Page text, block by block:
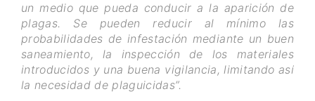
un medio que pueda conducir a la aparición de
plagas. Se pueden reducir al mínimo las
probabilidades de infestación mediante un buen
saneamiento, la inspección de los materiales
introducidos y una buena vigilancia, limitando así
la necesidad de plaguicidas”.